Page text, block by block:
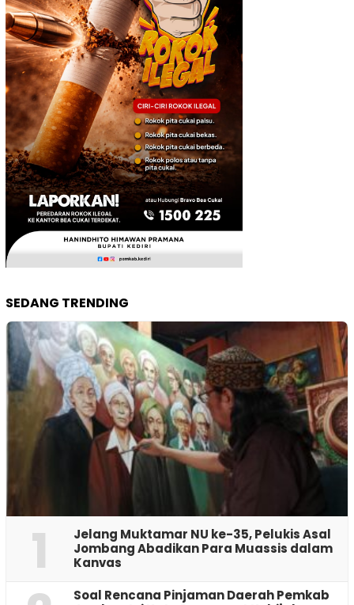
SEDANG TRENDING
1
Jelang Muktamar NU ke-35, Pelukis Asal
Jombang Abadikan Para Muassis dalam
Kanvas
‎Soal Rencana Pinjaman Daerah Pemkab